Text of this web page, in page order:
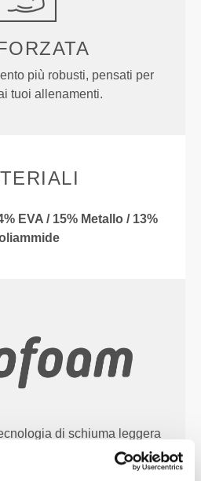
più robusti, pensati per
tuoi allenamenti.
EVA / 15% Metallo / 13%
di schiuma leggera
progettata per assorbimento
comodità, con una moltitudine